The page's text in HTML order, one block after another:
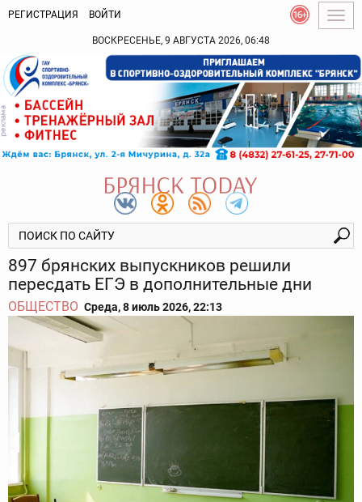
РЕГИСТРАЦИЯ ВОЙТИ
ВОСКРЕСЕНЬЕ, 9 АВГУСТА 2026, 06:48
897 брянских выпускников решили
пересдать ЕГЭ в дополнительные дни
ОБЩЕСТВО Среда, 8 июль 2026, 22:13